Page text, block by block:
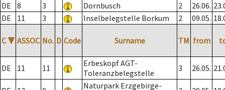
DE
8 3 Dornbusch 2 26.06.
DE
11 3 Inselbelegstelle Borkum 2 09.05.
C ▼ ASSOC No. D Code Surname TM from
DE 11 11
Erbeskopf AGT-
Toleranzbelegstelle
3 26.05.
Naturpark Erzgebirge-